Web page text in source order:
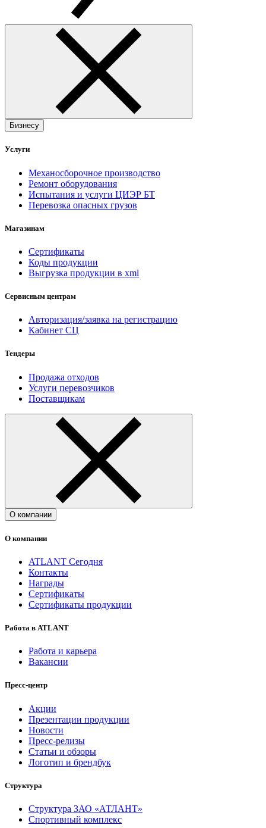
Бизнесу
Услуги
Механосборочное производство
Ремонт оборудования
Испытания и услуги ЦИЭР БТ
Перевозка опасных грузов
Магазинам
Сертификаты
Коды продукции
Выгрузка продукции в xml
Сервисным центрам
Авторизация/заявка на регистрацию
Кабинет СЦ
Тендеры
Продажа отходов
Услуги перевозчиков
Поставщикам
О компании
О компании
ATLANT Сегодня
Контакты
Награды
Сертификаты
Сертификаты продукции
Работа в ATLANT
Работа и карьера
Вакансии
Пресс-центр
Акции
Презентации продукции
Новости
Пресс-релизы
Статьи и обзоры
Логотип и брендбук
Структура
Структура ЗАО «АТЛАНТ»
Спортивный комплекс